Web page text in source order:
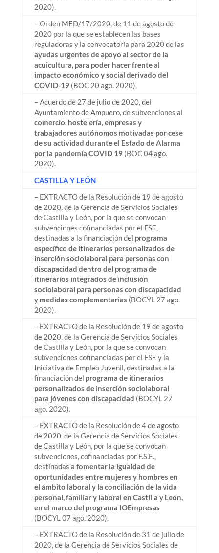
2020).
– Orden MED/17/2020, de 11 de agosto de
2020 por la que se establecen las bases
reguladoras y la convocatoria para 2020 de las
ayudas urgentes de apoyo al sector de la
acuicultura, para poder hacer frente al
impacto económico y social derivado del
COVID-19(BOC 20 ago. 2020).
– Acuerdo de 27 de julio de 2020, del
Ayuntamiento de Ampuero, de subvenciones al
comercio, hostelería, empresas y
trabajadores autónomos motivadas por cese
de su actividad durante el Estado de Alarma
por la pandemia COVID 19(BOC 04 ago.
2020).
CASTILLA Y LEÓN
– EXTRACTO de la Resolución de 19 de agosto
de 2020, de la Gerencia de Servicios Sociales
de Castilla y León, por la que se convocan
subvenciones cofinanciadas por el FSE,
destinadas a la financiación del programa
específico de itinerarios personalizados de
inserción sociolaboral para personas con
discapacidad dentro del programa de
itinerarios integrados de inclusión
sociolaboral para personas con discapacidad
y medidas complementarias (BOCYL 27 ago.
2020).
– EXTRACTO de la Resolución de 19 de agosto
de 2020, de la Gerencia de Servicios Sociales
de Castilla y León, por la que se convocan
subvenciones cofinanciadas por el FSE y la
Iniciativa de Empleo Juvenil, destinadas a la
financiación del programa de itinerarios
personalizados de inserción sociolaboral
para jóvenes con discapacidad (BOCYL 27
ago. 2020).
– EXTRACTO de la Resolución de 4 de agosto
de 2020, de la Gerencia de Servicios Sociales
de Castilla y León, por la que se convocan
subvenciones, cofinanciadas por F.S.E.,
destinadas a fomentar la igualdad de
oportunidades entre mujeres y hombres en
el ámbito laboral y la conciliación de la vida
personal, familiar y laboral en Castilla y León,
en el marco del programa IOEmpresas
(BOCYL 07 ago. 2020).
– EXTRACTO de la Resolución de 31 de julio de
2020, de la Gerencia de Servicios Sociales de